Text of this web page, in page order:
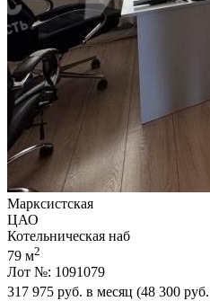
Марксистская
ЦАО
Котельническая наб
79 м2
Лот №: 1091079
317 975 руб. в месяц (48 300 руб.